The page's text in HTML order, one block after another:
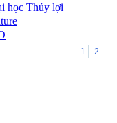
học Thủy lợi
1 2